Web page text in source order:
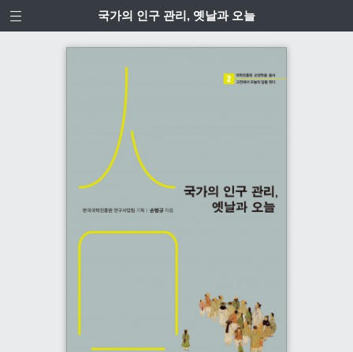
국가의 인구 관리, 옛날과 오늘